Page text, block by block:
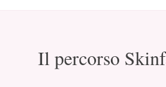
Il percorso